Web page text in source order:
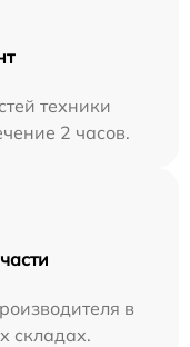
техники
2 часов.
в
складах.